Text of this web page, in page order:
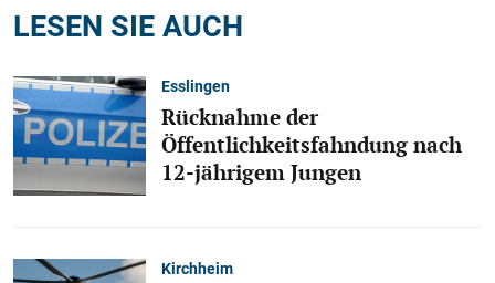
LESEN SIE AUCH
Esslingen
Rücknahme der
Öffentlichkeitsfahndung nach
12-jährigem Jungen
Kirchheim